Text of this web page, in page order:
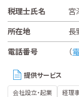
税理士氏名
宮
所在地
長
電話番号
（
提供サービス
会社設立・起業 経理